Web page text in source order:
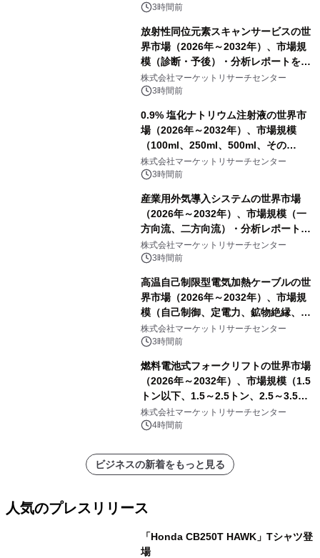
3時間前
放射性同位元素スキャンサービスの世
界市場（2026年～2032年）、市場規
模（診断・予後）・分析レポートを発
表
株式会社マーケットリサーチセンター
3時間前
0.9% 塩化ナトリウム注射液の世界市
場（2026年～2032年）、市場規模
（100ml、250ml、500ml、その
他）・分析レポートを発表
株式会社マーケットリサーチセンター
3時間前
産業用外気導入システムの世界市場
（2026年～2032年）、市場規模（一
方向流、二方向流）・分析レポートを
発表
株式会社マーケットリサーチセンター
3時間前
高温自己制限型電気加熱ケーブルの世
界市場（2026年～2032年）、市場規
模（自己制御、定電力、鉱物絶縁、表
皮効果）・分析レポートを発表
株式会社マーケットリサーチセンター
3時間前
燃料電池式フォークリフトの世界市場
（2026年～2032年）、市場規模（1.5
トン以下、1.5～2.5トン、2.5～3.5ト
ン、3.5～5.0トン、その他）・分析レ
ポートを発表
株式会社マーケットリサーチセンター
4時間前
ビジネスの新着をもっと見る
人気のプレスリリース
「Honda CB250T HAWK」Tシャツ登
場